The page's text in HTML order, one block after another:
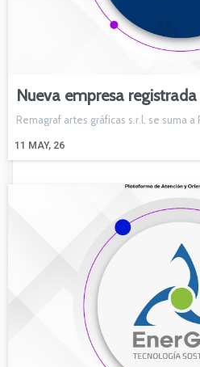
Nueva empresa registrada
11 MAY, 26
Remagraf artes gráficas s.r.l. se suma